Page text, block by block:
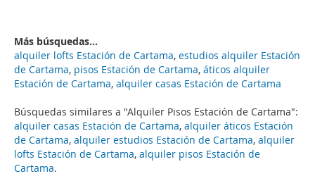
Búsquedas similares a "Alquiler Pisos Estación de Cartama":
alquiler casas Estación de Cartama, alquiler áticos Estación
de Cartama, alquiler estudios Estación de Cartama, alquiler
lofts Estación de Cartama, alquiler pisos Estación de
Cartama.
Más búsquedas...
alquiler lofts Estación de Cartama, estudios alquiler Estación
de Cartama, pisos Estación de Cartama, áticos alquiler
Estación de Cartama, alquiler casas Estación de Cartama